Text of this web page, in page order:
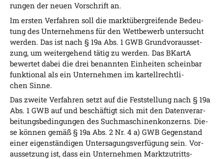
run­gen der neu­en Vor­schrift an.
Im ers­ten Ver­fah­ren soll die markt­über­grei­fen­de Bedeu­
tung des Unter­neh­mens für den Wett­be­werb unter­sucht
wer­den. Das ist nach § 19a Abs. 1 GWB Grund­vor­aus­set­
zung, um wei­ter­ge­hend tätig zu wer­den. Das BKar­tA
bewer­tet dabei die drei benann­ten Ein­hei­ten schein­bar
funk­tio­nal als ein Unter­neh­men im kar­tell­recht­li­
chen Sinne.
Das zwei­te Ver­fah­ren setzt auf die Fest­stel­lung nach § 19a
Abs. 1 GWB auf und beschäf­tigt sich mit den Daten­ver­ar­
bei­tungs­be­din­gun­gen des Such­ma­schi­nen­kon­zerns. Die­
se kön­nen gemäß § 19a Abs. 2 Nr. 4 a) GWB Gegen­stand
einer eigen­stän­di­gen Unter­sa­gungs­ver­fü­gung sein. Vor­
aus­set­zung ist, dass ein Unter­neh­men Markt­zu­tritts­